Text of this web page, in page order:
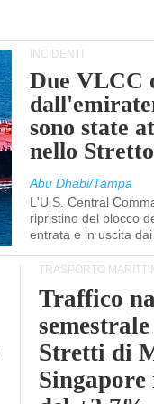
INCIDENTI
Due VLCC
sono state
nello
Abu Dhabi/Tampa
L'U.S. Central
ripristino del blocco
entrata e in uscita
TRASPORTO
Traffico
Stretti di